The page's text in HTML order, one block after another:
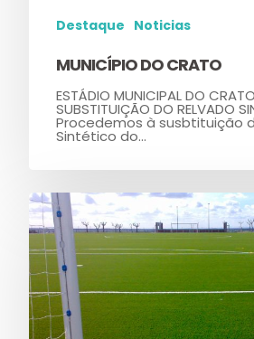
Destaque Noticias
MUNICÍPIO DO CRATO
ESTÁDIO MUNICIPAL DO CRATO
SUBSTITUIÇÃO DO RELVADO
Procedemos à susbtituição
Sintético do…